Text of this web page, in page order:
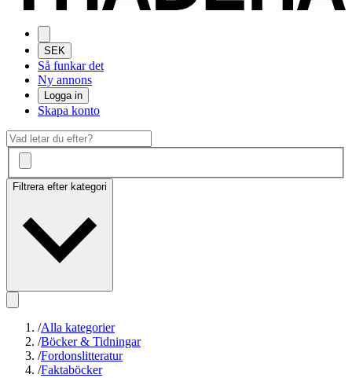
SEK
Så funkar det
Ny annons
Logga in
Skapa konto
Filtrera efter kategori
/Alla kategorier
/Böcker & Tidningar
/Fordonslitteratur
/Faktaböcker